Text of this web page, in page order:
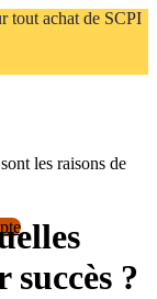
tout achat de SCPI
les raisons de
succès ?